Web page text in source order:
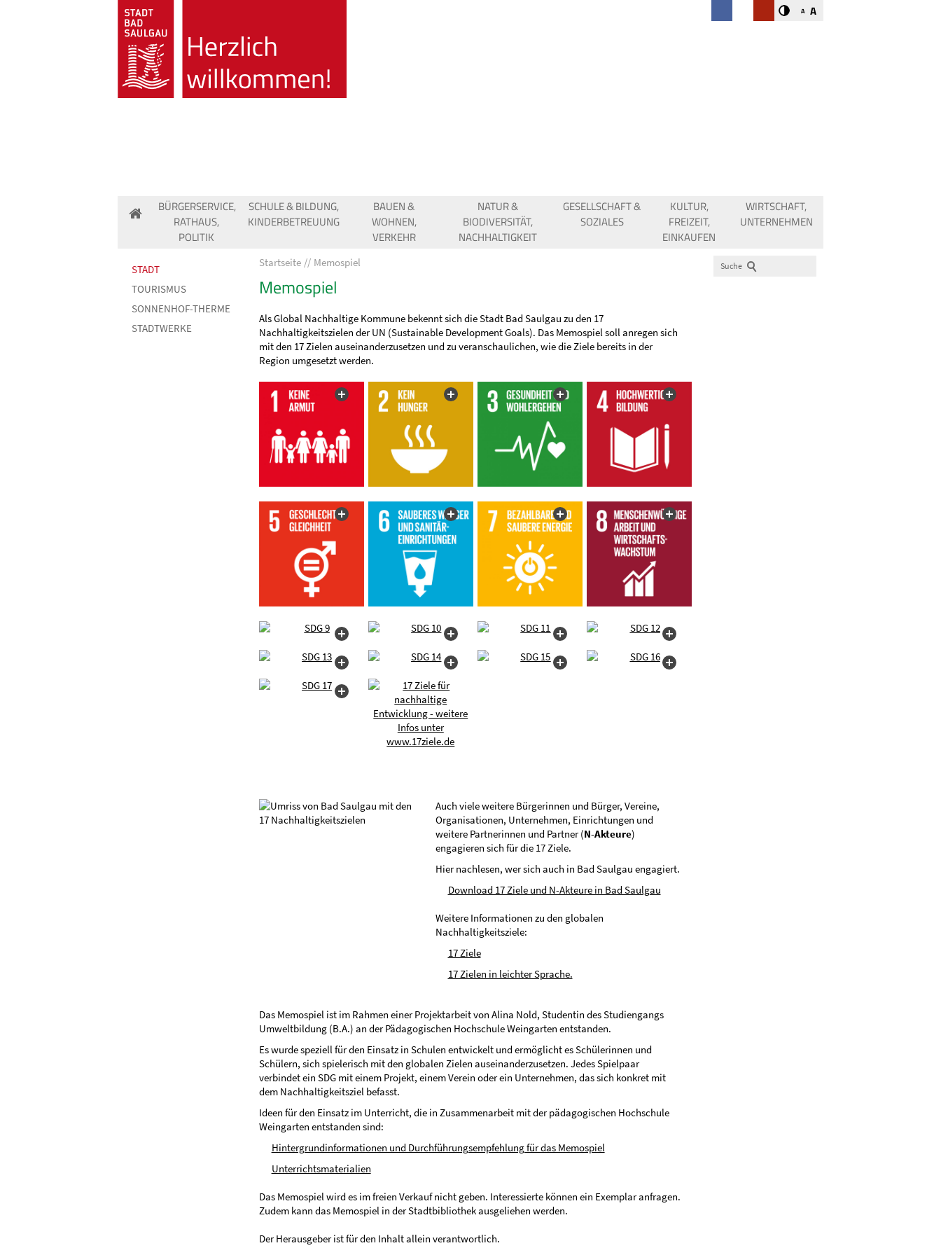
A A
BÜRGERSERVICE,
RATHAUS,
POLITIK
SCHULE & BILDUNG,
KINDERBETREUUNG
BAUEN &
WOHNEN,
VERKEHR
NATUR &
BIODIVERSITÄT,
NACHHALTIGKEIT
GESELLSCHAFT &
SOZIALES
KULTUR,
FREIZEIT,
EINKAUFEN
WIRTSCHAFT,
UNTERNEHMEN
STADT
TOURISMUS
SONNENHOF-THERME
STADTWERKE
Startseite Memospiel
Memospiel
Als Global Nachhaltige Kommune bekennt sich die Stadt Bad Saulgau zu den 17
Nachhaltigkeitszielen der UN (Sustainable Development Goals). Das Memospiel soll anregen sich
mit den 17 Zielen auseinanderzusetzen und zu veranschaulichen, wie die Ziele bereits in der
Region umgesetzt werden.
Auch viele weitere Bürgerinnen und Bürger, Vereine,
Organisationen, Unternehmen, Einrichtungen und
weitere Partnerinnen und Partner (N-Akteure)
engagieren sich für die 17 Ziele.
Hier nachlesen, wer sich auch in Bad Saulgau engagiert.
Download 17 Ziele und N-Akteure in Bad Saulgau
Weitere Informationen zu den globalen
Nachhaltigkeitsziele:
17 Ziele
17 Zielen in leichter Sprache.
Das Memospiel ist im Rahmen einer Projektarbeit von Alina Nold, Studentin des Studiengangs
Umweltbildung (B.A.) an der Pädagogischen Hochschule Weingarten entstanden.
Es wurde speziell für den Einsatz in Schulen entwickelt und ermöglicht es Schülerinnen und
Schülern, sich spielerisch mit den globalen Zielen auseinanderzusetzen. Jedes Spielpaar
verbindet ein SDG mit einem Projekt, einem Verein oder ein Unternehmen, das sich konkret mit
dem Nachhaltigkeitsziel befasst.
Ideen für den Einsatz im Unterricht, die in Zusammenarbeit mit der pädagogischen Hochschule
Weingarten entstanden sind:
Hintergrundinformationen und Durchführungsempfehlung für das Memospiel
Unterrichtsmaterialien
Das Memospiel wird es im freien Verkauf nicht geben. Interessierte können ein Exemplar anfragen.
Zudem kann das Memospiel in der Stadtbibliothek ausgeliehen werden.
Der Herausgeber ist für den Inhalt allein verantwortlich.
Suche